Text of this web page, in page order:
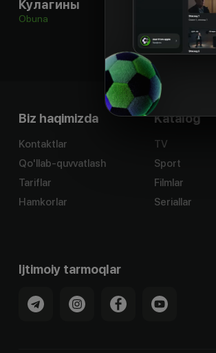
Кулагины
Obuna
Biz haqimizda
Kontaktlar
Qo'llab-quvvatlash
Tariflar
Hamkorlar
Katalog
TV
Sport
Filmlar
Seriallar
Ijtimoiy tarmoqlar